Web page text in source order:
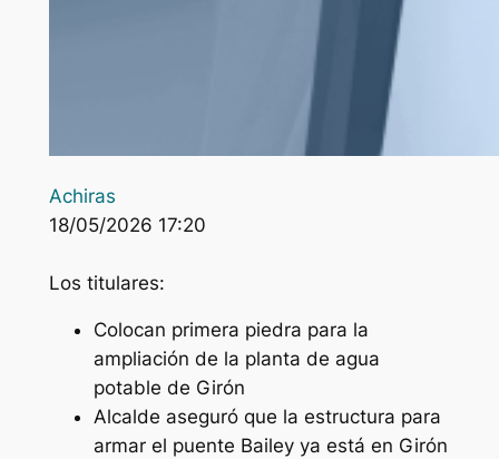
Achiras
18/05/2026 17:20
Los titulares:
Colocan primera piedra para la
ampliación de la planta de agua
potable de Girón
Alcalde aseguró que la estructura para
armar el puente Bailey ya está en Girón